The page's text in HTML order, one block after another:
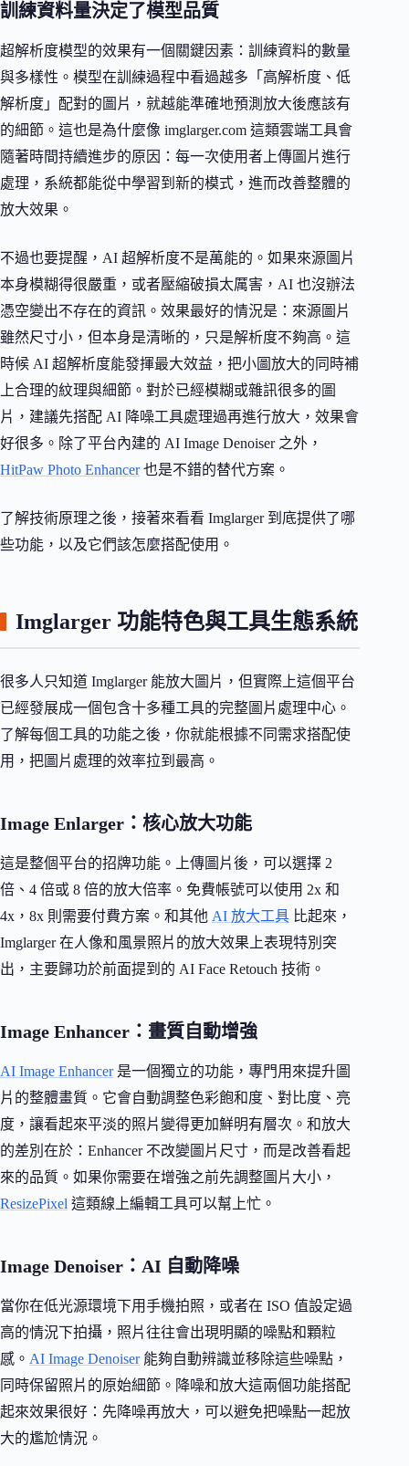
訓練資料量決定了模型品質
超解析度模型的效果有一個關鍵因素：訓練資料的數量
與多樣性。模型在訓練過程中看過越多「高解析度、低
解析度」配對的圖片，就越能準確地預測放大後應該有
的細節。這也是為什麼像 imglarger.com 這類雲端工具會
隨著時間持續進步的原因：每一次使用者上傳圖片進行
處理，系統都能從中學習到新的模式，進而改善整體的
放大效果。
不過也要提醒，AI 超解析度不是萬能的。如果來源圖片
本身模糊得很嚴重，或者壓縮破損太厲害，AI 也沒辦法
憑空變出不存在的資訊。效果最好的情況是：來源圖片
雖然尺寸小，但本身是清晰的，只是解析度不夠高。這
時候 AI 超解析度能發揮最大效益，把小圖放大的同時補
上合理的紋理與細節。對於已經模糊或雜訊很多的圖
片，建議先搭配 AI 降噪工具處理過再進行放大，效果會
好很多。除了平台內建的 AI Image Denoiser 之外，
HitPaw Photo Enhancer也是不錯的替代方案。
了解技術原理之後，接著來看看 Imglarger 到底提供了哪
些功能，以及它們該怎麼搭配使用。
Imglarger 功能特色與工具生態系統
很多人只知道 Imglarger 能放大圖片，但實際上這個平台
已經發展成一個包含十多種工具的完整圖片處理中心。
了解每個工具的功能之後，你就能根據不同需求搭配使
用，把圖片處理的效率拉到最高。
Image Enlarger：核心放大功能
這是整個平台的招牌功能。上傳圖片後，可以選擇 2
倍、4 倍或 8 倍的放大倍率。免費帳號可以使用 2x 和
4x，8x 則需要付費方案。和其他 AI 放大工具 比起來，
Imglarger 在人像和風景照片的放大效果上表現特別突
出，主要歸功於前面提到的 AI Face Retouch 技術。
Image Enhancer：畫質自動增強
AI Image Enhancer是一個獨立的功能，專門用來提升圖
片的整體畫質。它會自動調整色彩飽和度、對比度、亮
度，讓看起來平淡的照片變得更加鮮明有層次。和放大
的差別在於：Enhancer 不改變圖片尺寸，而是改善看起
來的品質。如果你需要在增強之前先調整圖片大小，
ResizePixel 這類線上編輯工具可以幫上忙。
Image Denoiser：AI 自動降噪
當你在低光源環境下用手機拍照，或者在 ISO 值設定過
高的情況下拍攝，照片往往會出現明顯的噪點和顆粒
感。 AI Image Denoiser能夠自動辨識並移除這些噪點，
同時保留照片的原始細節。降噪和放大這兩個功能搭配
起來效果很好：先降噪再放大，可以避免把噪點一起放
大的尷尬情況。